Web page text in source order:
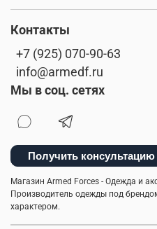
Контакты
+7 (925) 070-90-63
info@armedf.ru
Мы в соц. сетях
Получить консультацию
Магазин Armed Forces - Одежда и
Производитель одежды под
характером.